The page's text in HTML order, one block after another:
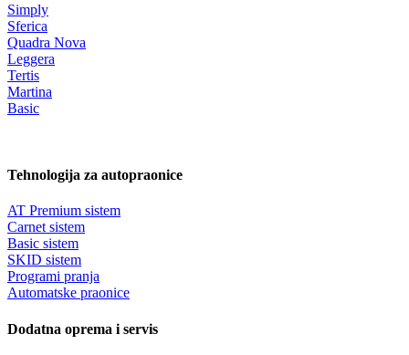
Simply
Sferica
Quadra Nova
Leggera
Tertis
Martina
Basic
Tehnologija za autopraonice
AT Premium sistem
Carnet sistem
Basic sistem
SKID sistem
Programi pranja
Automatske praonice
Dodatna oprema i servis